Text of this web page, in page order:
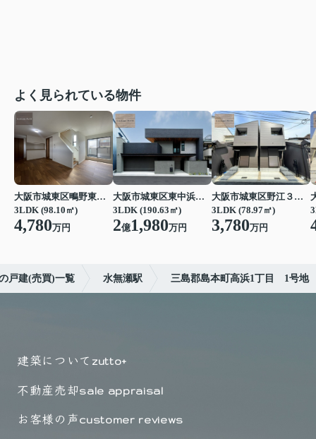
よく見られている物件
大阪市城東区鴫野東３丁目
3LDK (98.10㎡)
4,780万円
大阪市城東区東中浜３丁目
3LDK (190.63㎡)
2億1,980万円
大阪市城東区野江３丁目
3LDK (78.97㎡)
3,780万円
戸建(売買)一覧 水無瀬駅 三島郡島本町高浜1丁目 1号地
建築について zutto+
不動産売却sale appraisal
お客様の声customer reviews